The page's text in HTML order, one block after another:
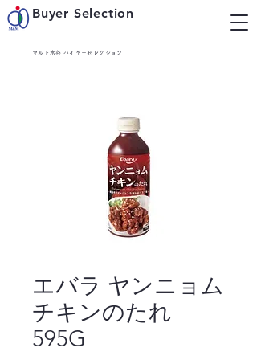
Buyer Selection
マルト水谷 バイヤーセレクション
エバラ ヤンニョム
チキンのたれ
595G